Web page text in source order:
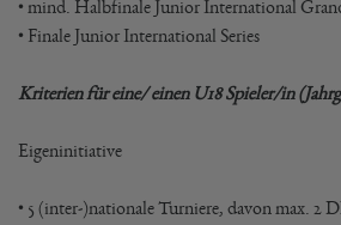
• mind. Halbfinale Junior International
• Finale Junior International Series
Kriterien für eine/ einen U18 Spieler/in
Eigeninitiative
• 5 (inter-)nationale Turniere, davon max. 2